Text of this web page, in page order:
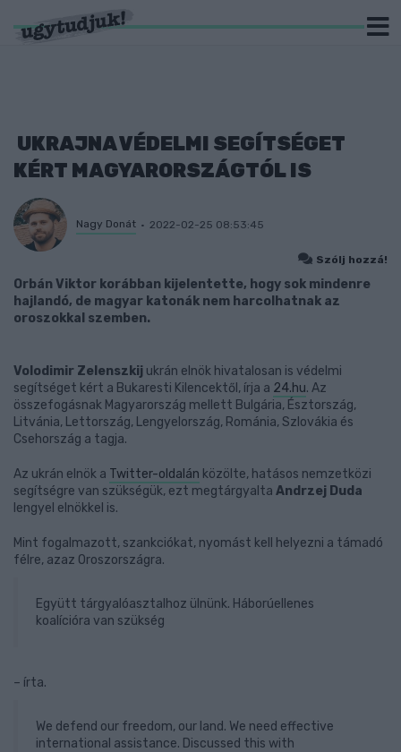
UKRAJNA VÉDELMI SEGÍTSÉGET
KÉRT MAGYARORSZÁGTÓL IS
Nagy Donát 2022-02-25 08:53:45
Szólj hozzá!
Orbán Viktor korábban kijelentette, hogy sok mindenre
hajlandó, de magyar katonák nem harcolhatnak az
oroszokkal szemben.
Volodimir Zelenszkij ukrán elnök hivatalosan is védelmi
segítséget kért a Bukaresti Kilencektől, írja a 24.hu. Az
összefogásnak Magyarország mellett Bulgária, Észtország,
Litvánia, Lettország, Lengyelország, Románia, Szlovákia és
Csehország a tagja.
Az ukrán elnök a Twitter-oldalán közölte, hatásos nemzetközi
segítségre van szükségük, ezt megtárgyalta Andrzej Duda
lengyel elnökkel is.
Mint fogalmazott, szankciókat, nyomást kell helyezni a támadó
félre, azaz Oroszországra.
Együtt tárgyalóasztalhoz ülnünk. Háborúellenes
koalícióra van szükség
– írta.
We defend our freedom, our land. We need effective
international assistance. Discussed this with